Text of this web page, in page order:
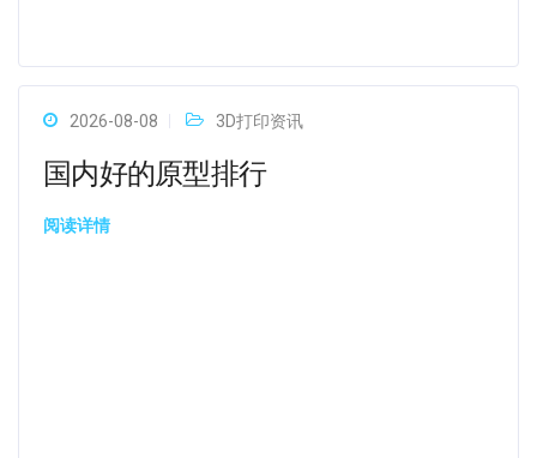
2026-08-08 3D打印资讯
国内好的原型排行
阅读详情